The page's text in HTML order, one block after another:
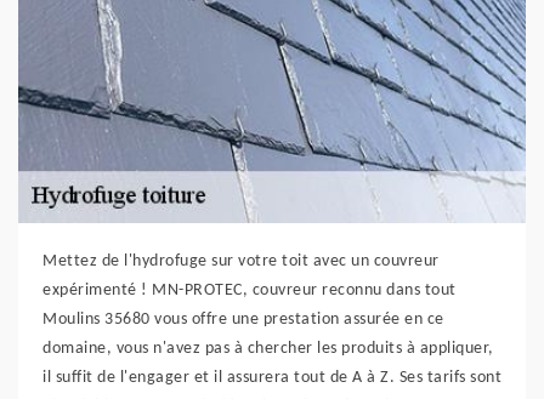
Mettez de l'hydrofuge sur votre toit avec un couvreur
expérimenté ! MN-PROTEC, couvreur reconnu dans tout
Moulins 35680 vous offre une prestation assurée en ce
domaine, vous n'avez pas à chercher les produits à appliquer,
il suffit de l'engager et il assurera tout de A à Z. Ses tarifs sont